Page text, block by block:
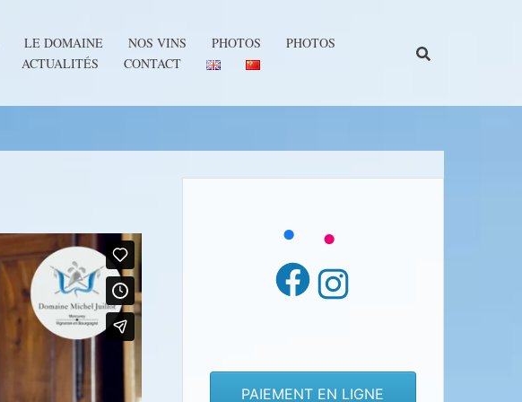
LE DOMAINE NOS VINS PHOTOS
PHOTOS
ACTUALITÉS
CONTACT
Facebook
Instagram
PAIEMENT EN LIGNE